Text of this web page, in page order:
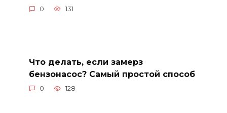
0 131
Что делать, если замерз
бензонасос? Самый простой способ
0 128